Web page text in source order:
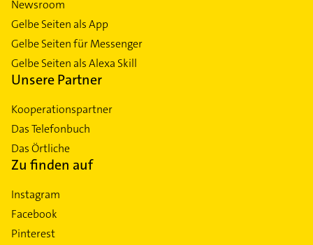
Newsroom
Gelbe Seiten als App
Gelbe Seiten für Messenger
Gelbe Seiten als Alexa Skill
Unsere Partner
Kooperationspartner
Das Telefonbuch
Das Örtliche
Zu finden auf
Instagram
Facebook
Pinterest